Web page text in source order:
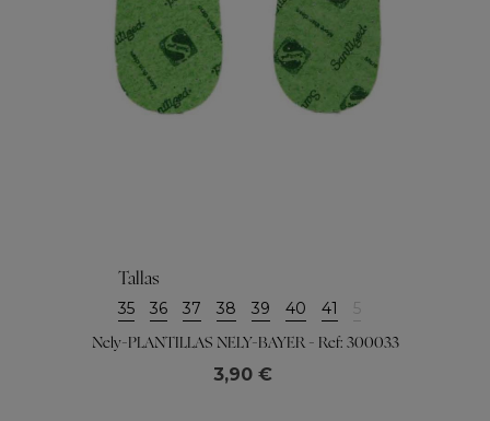
Tallas
35 36 37 38 39 40 41 5
Nely-PLANTILLAS NELY-BAYER - Ref: 300033
3,90 €